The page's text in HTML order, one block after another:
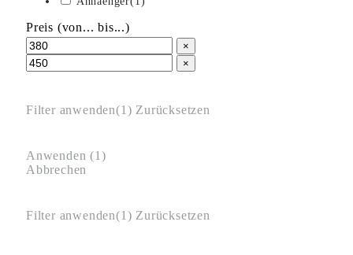
Preis (von... bis...)
×
×
Filter anwenden(1) Zurücksetzen
Anwenden(1 )
Abbrechen
Filter anwenden(1) Zurücksetzen